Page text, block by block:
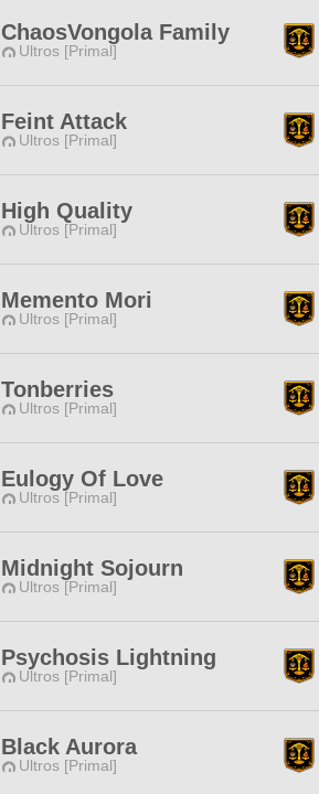
ChaosVongola Family
Ultros [Primal]
Feint Attack
Ultros [Primal]
High Quality
Ultros [Primal]
Memento Mori
Ultros [Primal]
Tonberries
Ultros [Primal]
Eulogy Of Love
Ultros [Primal]
Midnight Sojourn
Ultros [Primal]
Psychosis Lightning
Ultros [Primal]
Black Aurora
Ultros [Primal]